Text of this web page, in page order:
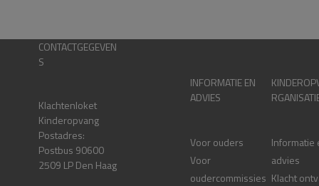
CONTACTGEGEVEN
S
Klachtenloket
Kinderopvang
Postadres:
Postbus 90600
2509 LP Den Haag
INFORMATIE EN
ADVIES
Voor ouders
Voor
oudercommissies
Informatie
advies
Klacht